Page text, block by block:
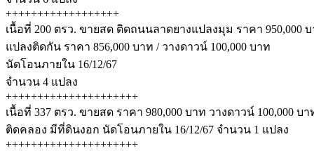
++++++++++++++++++
เนื้อที่ 200 ตรว. ขายสด ติดถนนลาดยางแปลงมุม ราคา 950,000
แปลงติดกัน ราคา 856,000 บาท / วางดาวน์ 100,000 บาท
นัดโอนภายใน 16/12/67
จำนวน 4 แปลง
+++++++++++++++++++++
เนื้อที่ 337 ตรว. ขายสด ราคา 980,000 บาท วางดาวน์ 100,000 บา
ติดคลอง มีที่ดินงอก นัดโอนภายใน 16/12/67 จำนวน 1 แปลง
+++++++++++++++++++++